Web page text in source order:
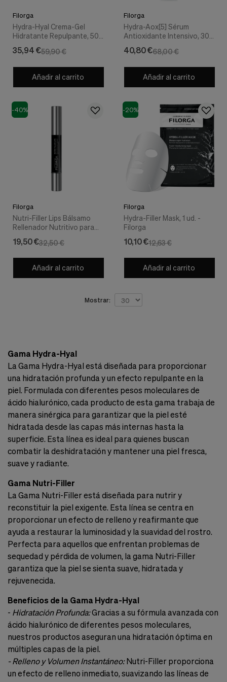
Estas
utilizadas
para
anuncios
pueden
interesantes
basados
Filorga
Hydra-Hyal Crema-Gel
Hidratante Repulpante, 50
59,90 €
35,94 €
Añadir al carrito
Filorga
Hydra-Aox[5] Sérum
Antioxidante Intensivo, 30
68,00 €
40,80 €
Añadir al carrito
-40%
Filorga
Nutri-Filler Lips Bálsamo
Rellenador Nutritivo para
32,50 €
19,50 €
Añadir al carrito
-20%
Filorga
Hydra-Filler Mask, 1 ud. -
Filorga
12,63 €
10,10 €
Añadir al carrito
Mostrar:
Gama Hydra-Hyal
La Gama Hydra-Hyal está diseñada para proporcionar
una hidratación profunda y un efecto repulpante en la
piel. Formulada con diferentes pesos moleculares de
ácido hialurónico, cada producto de esta gama trabaja de
manera sinérgica para garantizar que la piel esté
hidratada desde las capas más internas hasta la
superficie. Esta línea es ideal para quienes buscan
combatir la deshidratación y mantener una piel fresca,
suave y radiante.
Gama Nutri-Filler
La Gama Nutri-Filler está diseñada para nutrir y
reconstituir la piel exigente. Esta línea se centra en
proporcionar un efecto de relleno y reafirmante que
ayuda a restaurar la luminosidad y la suavidad del rostro.
Perfecta para aquellos que enfrentan problemas de
sequedad y pérdida de volumen, la gama Nutri-Filler
garantiza que la piel se sienta suave, hidratada y
rejuvenecida.
Beneficios de la Gama Hydra-Hyal
- Hidratación Profunda:Gracias a su fórmula avanzada con
ácido hialurónico de diferentes pesos moleculares,
nuestros productos aseguran una hidratación óptima en
múltiples capas de la piel.
- Relleno y Volumen Instantáneo:Nutri-Filler proporciona
un efecto de relleno inmediato, suavizando las líneas de